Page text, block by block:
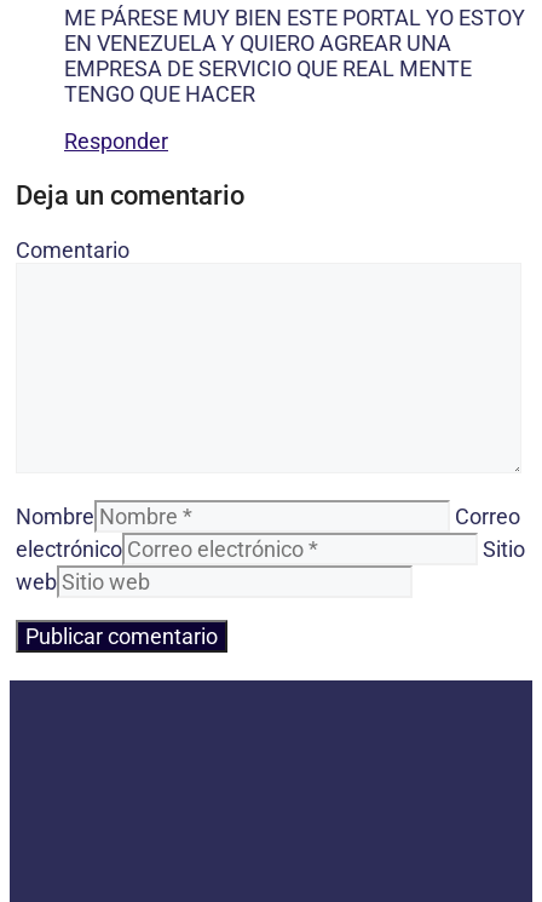
ME PÁRESE MUY BIEN ESTE PORTAL YO ESTOY
EN VENEZUELA Y QUIERO AGREAR UNA
EMPRESA DE SERVICIO QUE REAL MENTE
TENGO QUE HACER
Responder
Deja un comentario
Comentario
Nombre
Correo
electrónico
Sitio
web